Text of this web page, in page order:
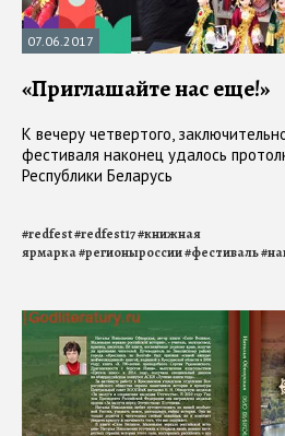
07.06.2017
«Приглашайте нас еще!»
К вечеру четвертого,
фестиваля наконец удалось
Республики Беларусь
#redfest#redfest17#книжная
ярмарка#регионыроссии#фестиваль#